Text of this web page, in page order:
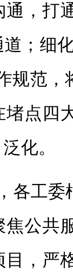
通，打
；细
规范
堵点四
化。
工委
焦公共
目，严